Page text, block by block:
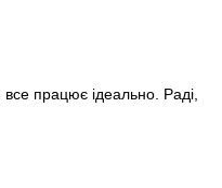
все працює ідеально. Раді,